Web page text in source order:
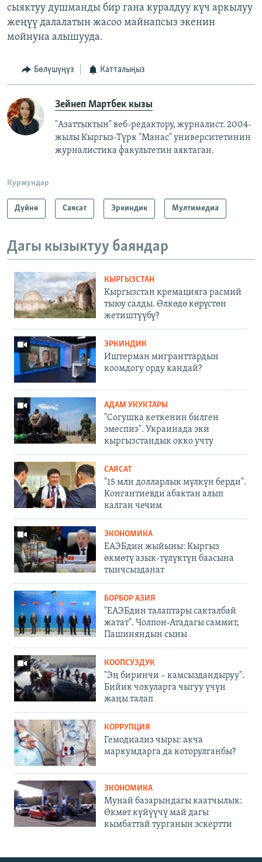
сыяктуу душманды бир гана куралдуу күч аркылуу
жеңүү далалатын жасоо майнапсыз экенин
мойнуна алышууда.
Бөлүшүңүз Катталыңыз
Зейнеп Мартбек кызы
"Азаттыктын" веб-редактору, журналист. 2004-
жылы Кыргыз-Түрк "Манас" университетинин
журналистика факультетин аяктаган.
Куржундар
Дүйнө Саясат Эркиндик Мултимедиа
Дагы кызыктуу баяндар
КЫРГЫЗСТАН
Кыргызстан кремацияга расмий
тыюу салды. Өлкөдө көрүстөн
жетиштүүбү?
ЭРКИНДИК
Иштерман мигранттардын
коомдогу орду кандай?
АДАМ УКУКТАРЫ
"Согушка кеткенин билген
эмеспиз". Украинада эки
кыргызстандык окко учту
САЯСАТ
"15 млн долларлык мүлкүн берди".
Конгантиевди абактан алып
калган чечим
ЭКОНОМИКА
ЕАЭБдин жыйыны: Кыргыз
өкмөтү азык-түлүктүн баасына
тынчсызданат
БОРБОР АЗИЯ
"ЕАЭБдин талаптары сакталбай
жатат". Чолпон-Атадагы саммит,
Пашиняндын сыны
КООПСУЗДУК
"Эң биринчи – камсыздандыруу".
Бийик чокуларга чыгуу үчүн
жаңы талап
КОРРУПЦИЯ
Гемодиализ чыры: акча
маркумдарга да которулганбы?
ЭКОНОМИКА
Мунай базарындагы каатчылык:
Өкмөт күйүүчү май дагы
кымбаттай турганын эскертти